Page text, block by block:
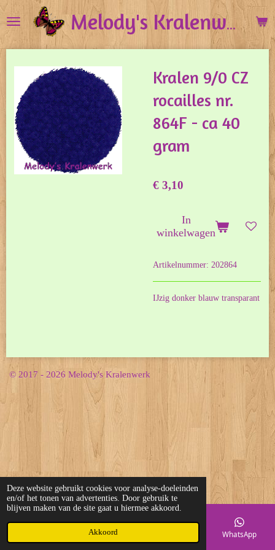
Deze website gebruikt cookies voor analyse-doeleinden
en/of het tonen van advertenties. Door gebruik te
blijven maken van de site gaat u hiermee akkoord.
Akkoord
direct
naar
hoofdinhoud
Melody's Kralenwerk
Kralen 9/0 CZ
rocailles nr.
864F - ca 40
gram
€ 3,10
In
winkelwagen
Artikelnummer: 202864
IJzig donker blauw transparant
© 2017 - 2026 Melody's Kralenwerk
Telefoonnummer WhatsApp